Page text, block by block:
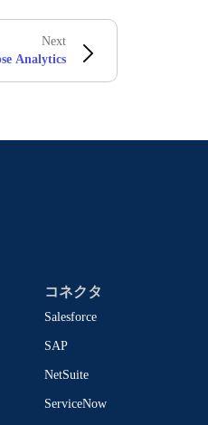
Next
Analytics
コネクタ
Salesforce
SAP
NetSuite
ServiceNow